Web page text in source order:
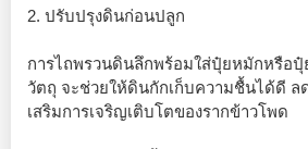
2. ปรับปรุงดินก่อนปลูก
การไถพรวนดินลึกพร้อมใส่ปุ๋ยหมักหรือปุ๋
วัตถุ จะช่วยให้ดินกักเก็บความชื้นได้ดี ล
เสริมการเจริญเติบโตของรากข้าวโพด